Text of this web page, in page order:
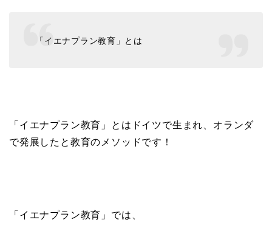
「イエナプラン教育」とは
「イエナプラン教育」とはドイツで生まれ、オランダ
で発展したと教育のメソッドです！
「イエナプラン教育」では、